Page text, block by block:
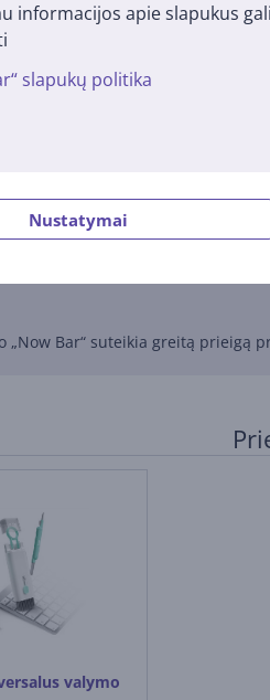
informacijos apie slapukus
slapukų politika
Nustatymai
ir lengviausias FE modelis
spalvas, kontrastą ir
žaidimų veikimą. Aparatine
per 30 minučių įkrauna iki
Bar“ suteikia greitą prieigą
valymo